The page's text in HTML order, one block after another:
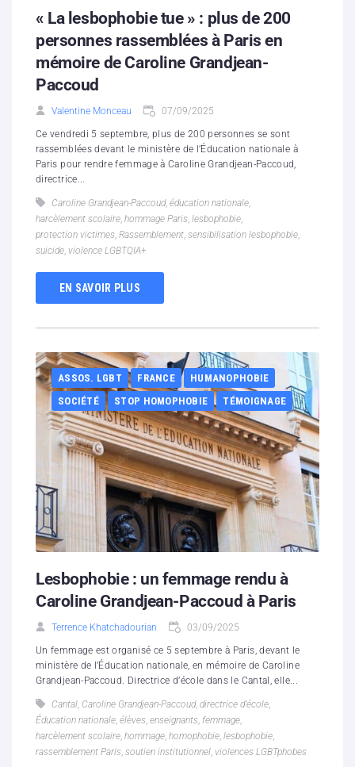
« La lesbophobie tue » : plus de 200
personnes rassemblées à Paris en
mémoire de Caroline Grandjean-
Paccoud
Valentine Monceau 07/09/2025
Ce vendredi 5 septembre, plus de 200 personnes se sont
rassemblées devant le ministère de l’Éducation nationale à
Paris pour rendre femmage à Caroline Grandjean-Paccoud,
directrice...
Caroline Grandjean-Paccoud, éducation nationale,
harcèlement scolaire, hommage Paris, lesbophobie,
protection victimes, Rassemblement, sensibilisation lesbophobie,
suicide, violence LGBTQIA+
EN SAVOIR PLUS
ASSOS. LGBT FRANCE
HUMANOPHOBIE
SOCIÉTÉ
STOP HOMOPHOBIE TÉMOIGNAGE
Lesbophobie : un femmage rendu à
Caroline Grandjean-Paccoud à Paris
Terrence Khatchadourian 03/09/2025
Un femmage est organisé ce 5 septembre à Paris, devant le
ministère de l’Éducation nationale, en mémoire de Caroline
Grandjean-Paccoud. Directrice d’école dans le Cantal, elle...
Cantal, Caroline Grandjean-Paccoud, directrice d’école,
Éducation nationale, élèves, enseignants, femmage,
harcèlement scolaire, hommage, homophobie, lesbophobie,
rassemblement Paris, soutien institutionnel, violences LGBTphobes